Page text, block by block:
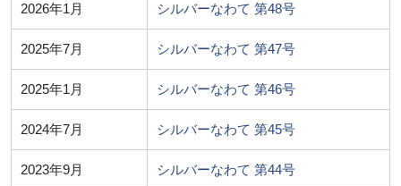
2026年1月 シルバーなわて 第48号
2025年7月 シルバーなわて 第47号
2025年1月 シルバーなわて 第46号
2024年7月 シルバーなわて 第45号
2023年9月 シルバーなわて 第44号